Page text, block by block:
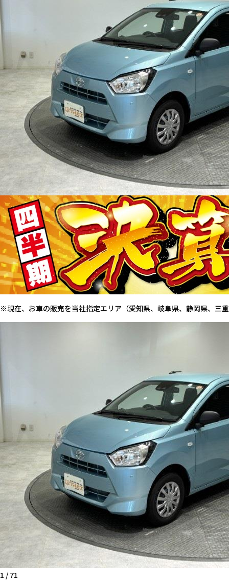
※現在、お車の販売を当社指定エリア（愛知県、岐阜県、静岡県、三
1 / 71